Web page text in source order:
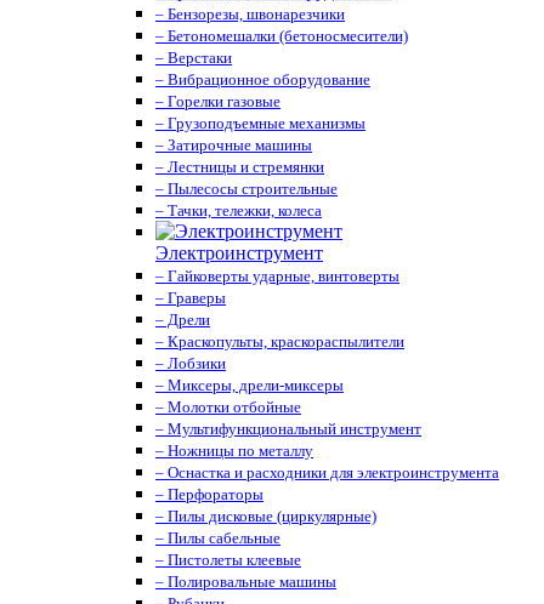
– Бензорезы, швонарезчики
– Бетономешалки (бетоносмесители)
– Верстаки
– Вибрационное оборудование
– Горелки газовые
– Грузоподъемные механизмы
– Затирочные машины
– Лестницы и стремянки
– Пылесосы строительные
– Тачки, тележки, колеса
Электроинструмент
– Гайковерты ударные, винтоверты
– Граверы
– Дрели
– Краскопульты, краскораспылители
– Лобзики
– Миксеры, дрели-миксеры
– Молотки отбойные
– Мультифункциональный инструмент
– Ножницы по металлу
– Оснастка и расходники для электроинструмента
– Перфораторы
– Пилы дисковые (циркулярные)
– Пилы сабельные
– Пистолеты клеевые
– Полировальные машины